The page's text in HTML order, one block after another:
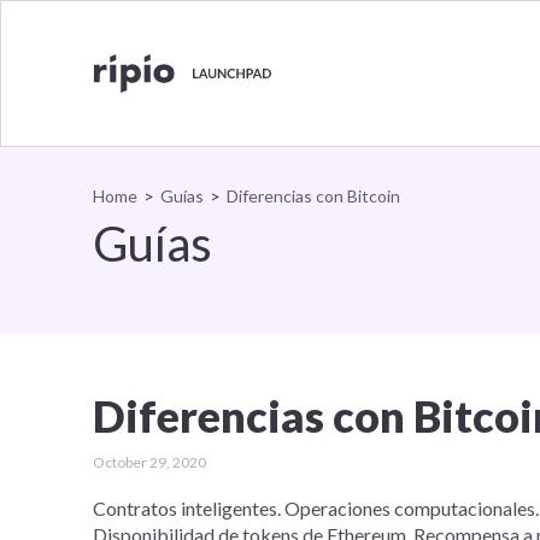
Volver al inicio
Home > Guías > Diferencias con Bitcoin
Guías
Diferencias con
October 29, 2020
Contratos inteligentes. Operaciones
Disponibilidad de tokens de Ethereum. Recompensa a